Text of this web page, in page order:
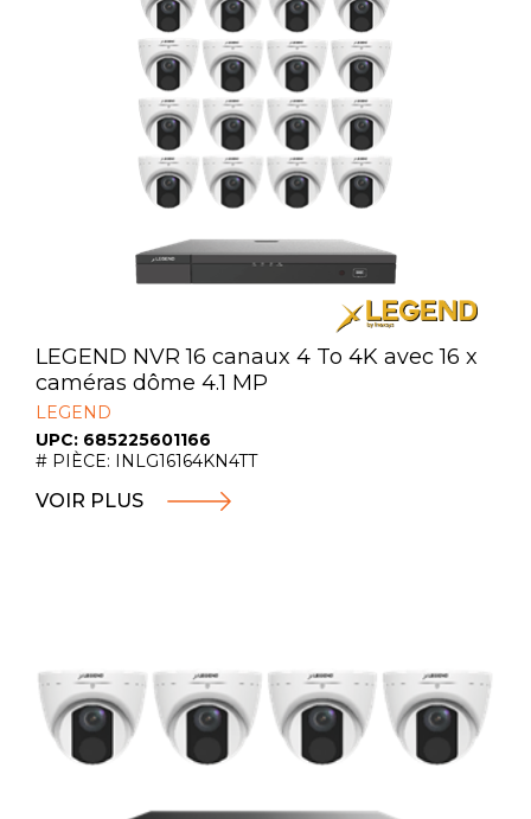
LEGEND NVR 16 canaux 4 To 4K avec 16 x
caméras dôme 4.1 MP
LEGEND
UPC: 685225601166
# PIÈCE: INLG16164KN4TT
VOIR PLUS